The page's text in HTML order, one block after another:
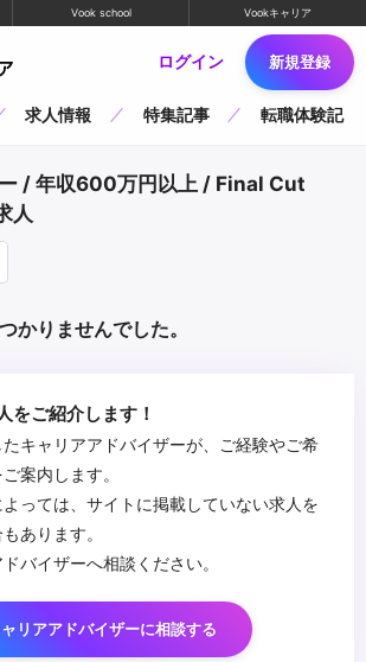
Vook school Vookキャリア
ログイン 新規登録
求人情報 特集記事 転職体験記
/ 年収600万円以上 / Final Cut
人
かりませんでした。
をご紹介します！
キャリアアドバイザーが、ご経験やご希
案内します。
っては、サイトに掲載していない求人を
あります。
バイザーへ相談ください。
リアアドバイザーに相談する